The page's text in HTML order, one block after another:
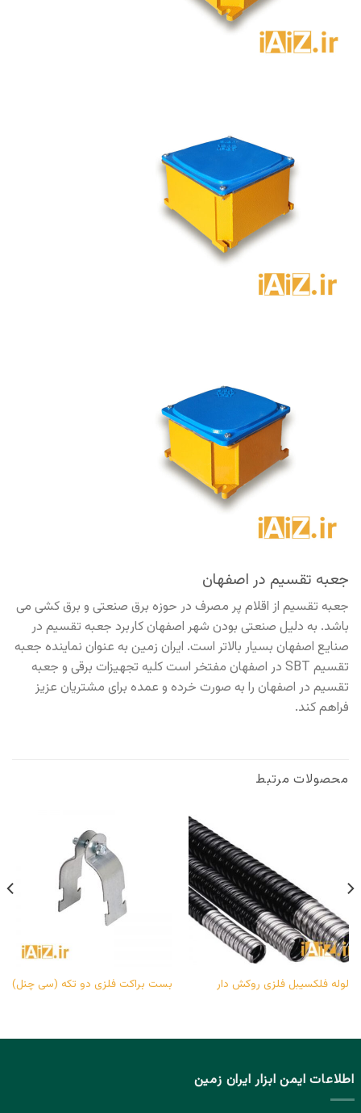
جعبه تقسیم در اصفهان
جعبه تقسیم از اقلام پر مصرف در حوزه برق صنعتی و برق کشی می
باشد. به دلیل صنعتی بودن شهر اصفهان کاربرد جعبه تقسیم در
صنایع اصفهان بسیار بالاتر است. ایران زمین به عنوان نماینده جعبه
تقسیم SBT در اصفهان مفتخر است کلیه تجهیزات برقی و جعبه
تقسیم در اصفهان را به صورت خرده و عمده برای مشتریان عزیز
فراهم کند.
محصولات مرتبط
لوله فلکسیبل فلزی روکش دار بست براکت فلزی دو تکه (سی چنل)
اطلاعات ایمن ابزار ایران زمین